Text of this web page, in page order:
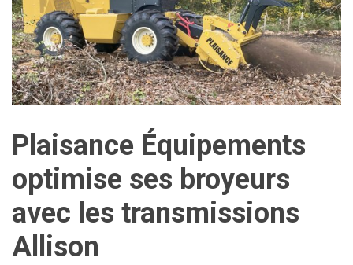
Plaisance Équipements
optimise ses broyeurs
avec les transmissions
Allison